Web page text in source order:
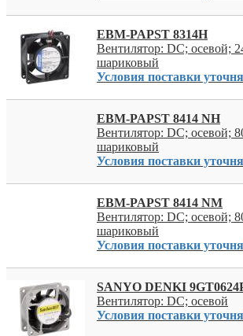
EBM-PAPST 8314H
Вентилятор: DC; осевой;
шариковый
Условия поставки
EBM-PAPST 8414 NH
Вентилятор: DC; осевой;
шариковый
Условия поставки
EBM-PAPST 8414 NM
Вентилятор: DC; осевой;
шариковый
Условия поставки
SANYO DENKI
Вентилятор: DC; осевой
Условия поставки